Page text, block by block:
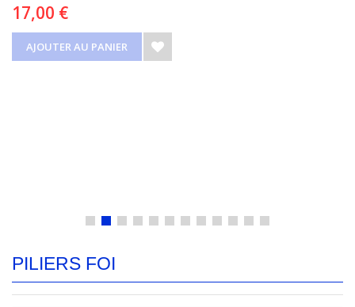
17,00 €
AJOUTER AU PANIER
PILIERS FOI